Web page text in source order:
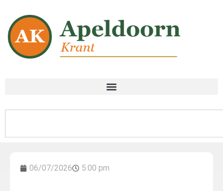
06/07/2026 5:00 pm